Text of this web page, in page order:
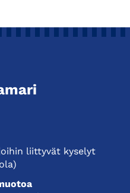
liittyvät kyselyt